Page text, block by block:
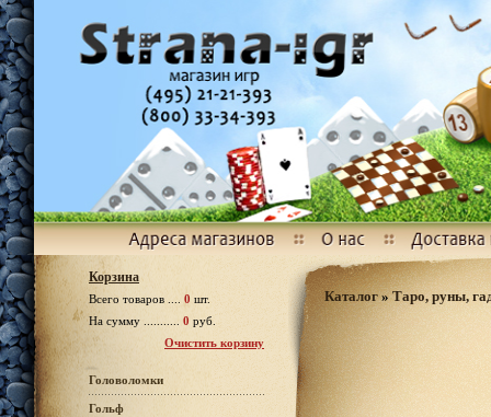
Корзина
Всего товаров .... 0 шт.
На сумму ........... 0 руб.
Очистить корзину
Головоломки
Гольф
Каталог»Таро, руны,